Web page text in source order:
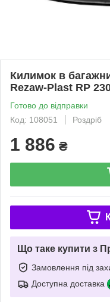
Килимок в
Rezaw-Plast RP
Готово до відправки
Код: 108051
Роздріб
1 886 ₴
Що таке купити з
Замовлення під
Доступна доставка